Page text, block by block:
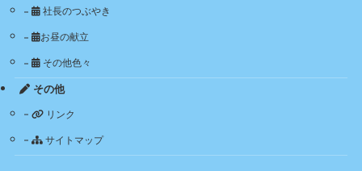
社長のつぶやき
お昼の献立
その他色々
その他
リンク
サイトマップ